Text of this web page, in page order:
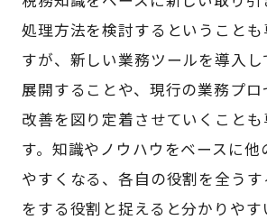
処理方法を検討するということ
すが、新しい業務ツールを導入し
展開することや、現行の業務プロ
改善を図り定着させていくこと
す。知識やノウハウをベースに他
やすくなる、各自の役割を全う
をする役割と捉えると分かりやす